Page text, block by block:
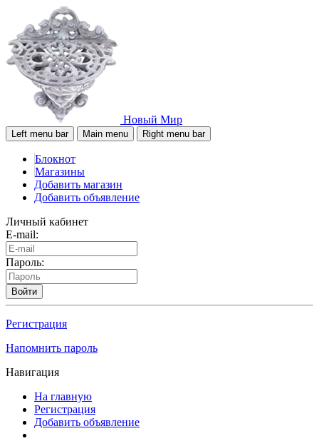
Новый Мир
Left menu bar Main menu Right menu bar
Блокнот
Магазины
Добавить магазин
Добавить объявление
Личный кабинет
E-mail:
Пароль:
Войти
Регистрация
Напомнить пароль
Навигация
На главную
Регистрация
Добавить объявление